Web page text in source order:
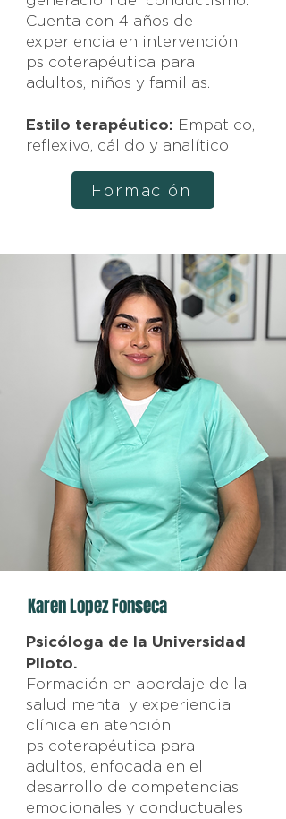
Cuenta con 4 años de
experiencia en intervención
psicoterapéutica para
adultos, niños y familias.
Estilo terapéutico: Empatico,
reflexivo, cálido y analítico
Formación
Karen Lopez Fonseca
Psicóloga de la Universidad
Piloto.
Formación en abordaje de la
salud mental y experiencia
clínica en atención
psicoterapéutica para
adultos, enfocada en el
desarrollo de competencias
emocionales y conductuales